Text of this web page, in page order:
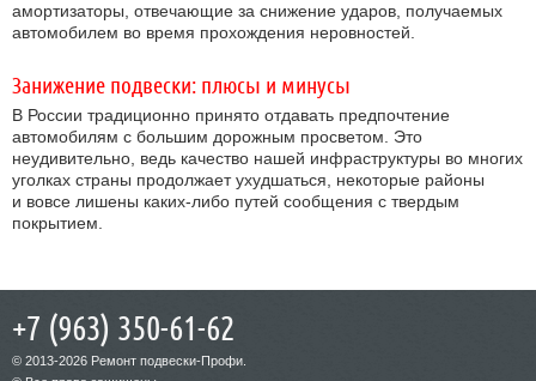
амортизаторы, отвечающие за снижение ударов, получаемых
автомобилем во время прохождения неровностей.
Занижение подвески: плюсы и минусы
В России традиционно принято отдавать предпочтение
автомобилям с большим дорожным просветом. Это
неудивительно, ведь качество нашей инфраструктуры во многих
уголках страны продолжает ухудшаться, некоторые районы
и вовсе лишены каких-либо путей сообщения с твердым
покрытием.
© 2013-2026 Ремонт подвески-Профи.
+7 (963) 350-61-62